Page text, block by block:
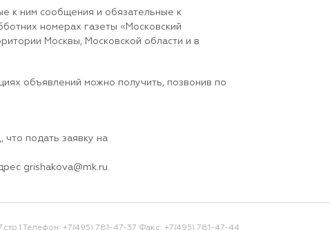
к ним сообщения и обязательные к
номерах газеты «Московский
Москвы, Московской области и в
объявлений можно получить, позвонив по
подать заявку на
grishakova@mk.ru.
Телефон: +7(495) 781-47-37 Факс: +7(495) 781-47-44